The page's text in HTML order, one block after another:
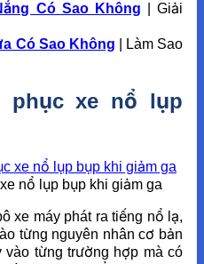
Có Sao Không | Giải
Có Sao Không | Làm Sao
phục xe nổ lụp
nổ lụp bụp khi giảm ga
xe máy phát ra tiếng nổ lạ,
từng nguyên nhân cơ bản
vào từng trường hợp mà có